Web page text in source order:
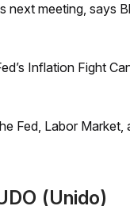
next meeting, says
Inflation Fight
Fed, Labor Market,
(Unido)